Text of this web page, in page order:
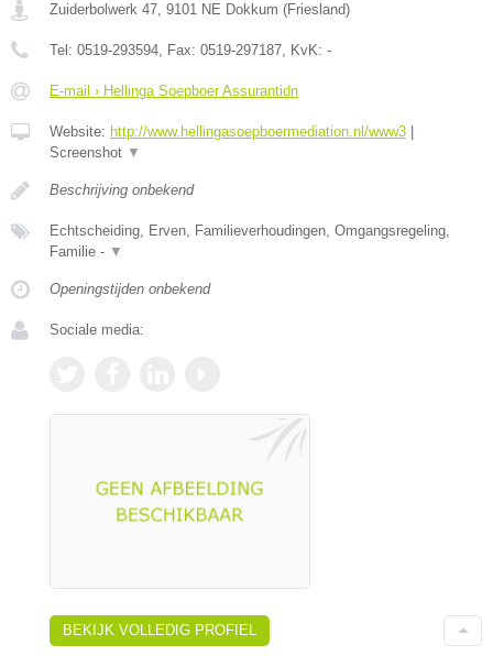
Zuiderbolwerk 47, 9101 NE Dokkum (Friesland)
Tel: 0519-293594, Fax: 0519-297187, KvK: -
E-mail › Hellinga Soepboer Assurantidn
Website: http://www.hellingasoepboermediation.nl/www3
Screenshot ▼
Beschrijving onbekend
Echtscheiding, Erven, Familieverhoudingen, Omgangsregeling,
Familie - ▼
Openingstijden onbekend
Sociale media:
BEKIJK VOLLEDIG PROFIEL